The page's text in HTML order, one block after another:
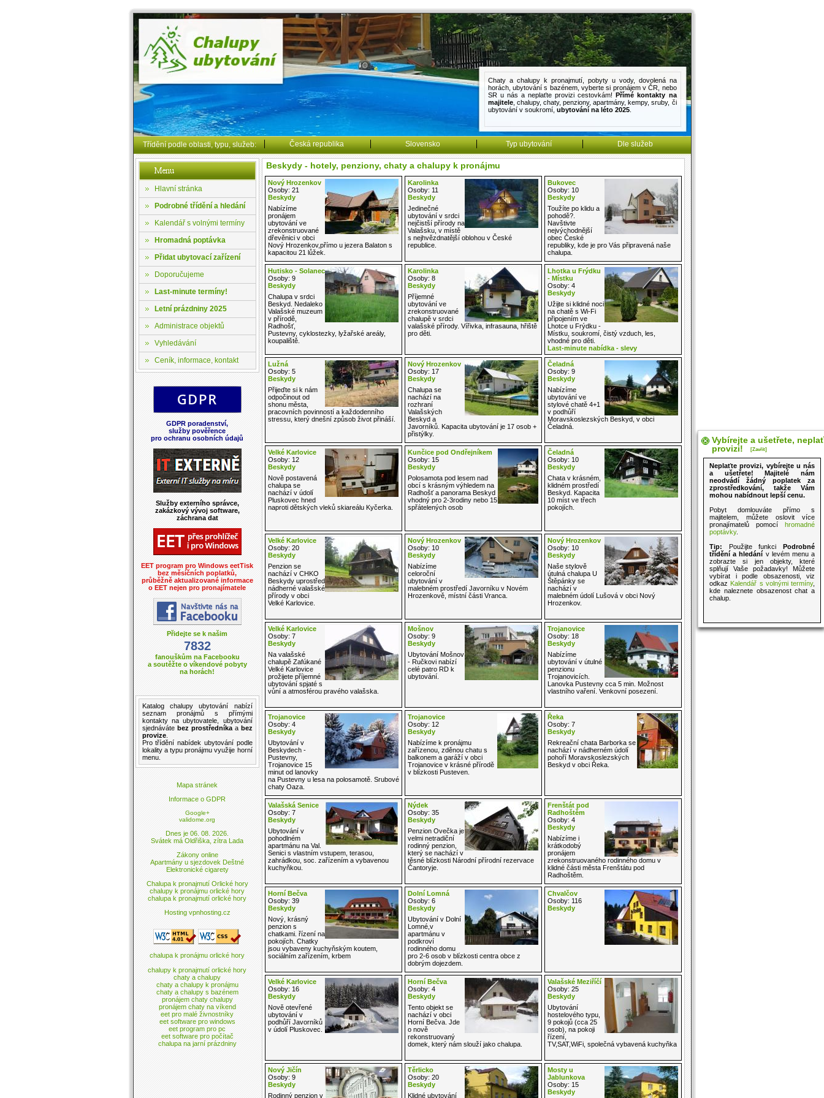
Chaty a chalupy k pronajmutí, pobyty u vody, dovolená na
horách, ubytování s bazénem, vyberte si pronájem v ČR, nebo
SR u nás a neplaťte provizi cestovkám!Přímé kontakty na
majitele, chalupy, chaty, penziony,apartmány,kempy,sruby, či
ubytování v soukromí, ubytování na léto 2025.
Třídění podle oblasti, typu, služeb: Česká republika Slovensko Typ ubytování Dle služeb
Hlavní stránka
Podrobné třídění a hledání
Kalendář s volnými termíny
Hromadná poptávka
Přidat ubytovací zařízení
Doporučujeme
Last-minute termíny!
Letní prázdniny 2025
Administrace objektů
Vyhledávání
Ceník, informace, kontakt
GDPR poradenství,
služby pověřence
pro ochranu osobních údajů
Služby externího správce,
zakázkový vývoj software,
záchrana dat
EET program pro Windows eetTisk
bez měsíčních poplatků,
průběžně aktualizované informace
o EET nejen pro pronajímatele
Přidejte se k našim
7832
fanouškům na Facebooku
a soutěžte o víkendové pobyty
na horách!
Katalog chalupy ubytování nabízí
seznam pronájmůs přímými
kontakty na ubytovatele, ubytování
sjednáváte bez prostředníkaa bez
provize.
Pro třídění nabídek ubytovánípodle
lokality a typu pronájmu využije horní
menu.
Mapa stránek
Informace o GDPR
Google+
validome.org
Dnes je 06. 08. 2026.
Svátek má Oldřiška, zítra Lada
Zákony online
Apartmány u sjezdovek Deštné
Elektronické cigarety
Chalupa k pronajmutí Orlické hory
chalupy k pronájmu orlické hory
chalupa k pronajmutí orlické hory
Hosting vpnhosting.cz
chalupa k pronájmu orlické hory
chalupy k pronajmutí orlické hory
chaty a chalupy
chaty a chalupy k pronájmu
chaty a chalupy s bazénem
pronájem chaty chalupy
pronájem chaty na víkend
eet pro malé živnostníky
eet software pro windows
eet program pro pc
eet software pro počítač
chalupa na jarní prázdniny
Beskydy - hotely, penziony, chaty a chalupy k pronájmu
Nový Hrozenkov
Osoby: 21
Beskydy
Nabízíme
pronájem
ubytování ve
zrekonstruované
dřevěnici v obci
Nový Hrozenkov,přímo u jezera Balaton s
kapacitou 21 lůžek.
Karolinka
Osoby: 11
Beskydy
Jedinečné
ubytování v srdci
nejčistší přírody na
Valašsku, v místě
s nejhvězdnatější oblohou v České
republice.
Bukovec
Osoby: 10
Beskydy
Toužíte po klidu a
pohodě?.
Navštivte
nejvýchodnější
obec České
republiky, kde je pro Vás připravená naše
chalupa.
Hutisko - Solanec
Osoby: 9
Beskydy
Chalupa v srdci
Beskyd. Nedaleko
Valašské muzeum
v přírodě,
Radhošť,
Pustevny, cyklostezky, lyžařské areály,
koupaliště.
Karolinka
Osoby: 8
Beskydy
Příjemné
ubytování ve
zrekonstruované
chalupě v srdci
valašské přírody. Vířivka, infrasauna, hřiště
pro děti.
Lhotka u Frýdku
- Místku
Osoby: 4
Beskydy
Užijte si klidné noci
na chatě s Wi-Fi
připojením ve
Lhotce u Frýdku -
Místku, soukromí, čistý vzduch, les,
vhodné pro děti.
Last-minute nabídka - slevy
Lužná
Osoby: 5
Beskydy
Přijeďte si k nám
odpočinout od
shonu města,
pracovních povinností a každodenního
stressu, který dnešní způsob život přináší.
Nový Hrozenkov
Osoby: 17
Beskydy
Chalupa se
nachází na
rozhraní
Valašských
Beskyd a
Javorníků. Kapacita ubytování je 17 osob +
přistýlky.
Čeladná
Osoby: 9
Beskydy
Nabízíme
ubytování ve
stylové chatě 4+1
v podhůří
Moravskoslezských Beskyd, v obci
Čeladná.
Velké Karlovice
Osoby: 12
Beskydy
Nově postavená
chalupa se
nachází v údolí
Pluskovec hned
naproti dětských vleků skiareálu Kyčerka.
Kunčice pod Ondřejníkem
Osoby: 15
Beskydy
Polosamota pod lesem nad
obcí s krásným výhledem na
Radhošť a panorama Beskyd
vhodný pro 2-3rodiny nebo 15
spřátelených osob
Čeladná
Osoby: 10
Beskydy
Chata v krásném,
klidném prostředí
Beskyd. Kapacita
10 míst ve třech
pokojích.
Velké Karlovice
Osoby: 20
Beskydy
Penzion se
nachází v CHKO
Beskydy uprostřed
nádherné valašské
přírody v obci
Velké Karlovice.
Nový Hrozenkov
Osoby: 10
Beskydy
Nabízíme
celoroční
ubytování v
malebném prostředí Javorníku v Novém
Hrozenkově, místní části Vranca.
Nový Hrozenkov
Osoby: 10
Beskydy
Naše stylově
útulná chalupa U
Štěpánky se
nachází v
malebném údolí Lušová v obci Nový
Hrozenkov.
Velké Karlovice
Osoby: 7
Beskydy
Na valašské
chalupě Zafúkané
Velké Karlovice
prožijete příjemné
ubytování spjaté s
vůní a atmosférou pravého valašska.
Mošnov
Osoby: 9
Beskydy
Ubytování Mošnov
- Ručkovi nabízí
celé patro RD k
ubytování.
Trojanovice
Osoby: 18
Beskydy
Nabízíme
ubytování v útulné
penzionu
Trojanovicích.
Lanovka Pustevny cca 5 min. Možnost
vlastního vaření. Venkovní posezení.
Trojanovice
Osoby: 4
Beskydy
Ubytování v
Beskydech -
Pustevny,
Trojanovice 15
minut od lanovky
na Pustevny u lesa na polosamotě. Srubové
chaty Oaza.
Trojanovice
Osoby: 12
Beskydy
Nabízíme k pronájmu
zařízenou, zděnou chatu s
balkonem a garáží v obci
Trojanovice v krásné přírodě
v blízkosti Pusteven.
Řeka
Osoby: 7
Beskydy
Rekreační chata Barborka se
nachází v nádherném údolí
pohoří Moravskoslezských
Beskyd v obci Řeka.
Valašská Senice
Osoby: 7
Beskydy
Ubytování v
pohodlném
apartmánu na Val.
Senici s vlastním vstupem, terasou,
zahrádkou, soc. zařízením a vybavenou
kuchyňkou.
Nýdek
Osoby: 35
Beskydy
Penzion Ovečka je
velmi netradiční
rodinný penzion,
který se nachází v
těsné blízkosti Národní přírodní rezervace
Čantoryje.
Frenštát pod
Radhoštěm
Osoby: 4
Beskydy
Nabízíme i
krátkodobý
pronájem
zrekonstruovaného rodinného domu v
klidné části města Frenštátu pod
Radhoštěm.
Horní Bečva
Osoby: 39
Beskydy
Nový, krásný
penzion s
chatkami. řízení na
pokojích. Chatky
jsou vybaveny kuchyňským koutem,
sociálním zařízením, krbem
Dolní Lomná
Osoby: 6
Beskydy
Ubytování v Dolní
Lomné,v
apartmánu v
podkroví
rodinného domu
pro 2-6 osob v blízkosti centra obce z
dobrým dojezdem.
Chvalčov
Osoby: 116
Beskydy
Velké Karlovice
Osoby: 16
Beskydy
Nově otevřené
ubytování v
podhůří Javorníků
v údolí Pluskovec.
Horní Bečva
Osoby: 4
Beskydy
Tento objekt se
nachází v obci
Horní Bečva. Jde
o nově
rekonstruovaný
domek, který nám slouží jako chalupa.
Valašské Meziříčí
Osoby: 25
Beskydy
Ubytování
hostelového typu,
9 pokojů (cca 25
osob), na pokoji
řízení,
TV,SAT,WiFi, společná vybavená kuchyňka
Nový Jičín
Osoby: 9
Beskydy
Rodinný penzion v
Těrlicko
Osoby: 20
Beskydy
Klidné ubytování
Mosty u
Jablunkova
Osoby: 15
Beskydy
Vybírejte a ušetřete,
provizi!
[Zavřít]
Neplaťte provizi, vybírejte u nás
a ušetřete! Majitelé nám
neodvádí žádný poplatek za
zprostředkování, takže Vám
mohou nabídnout lepší cenu.
Pobyt domlouváte přímo s
majitelem, můžete oslovit více
pronajímatelů pomocí hromadné
poptávky.
Tip: Použijte funkci Podrobné
třídění a hledání v levém menu a
zobrazte si jen objekty, které
splňují Vaše požadavky! Můžete
vybírat i podle obsazenosti, viz
odkaz Kalendář s volnými termíny,
kde naleznete obsazenost chat a
chalup.